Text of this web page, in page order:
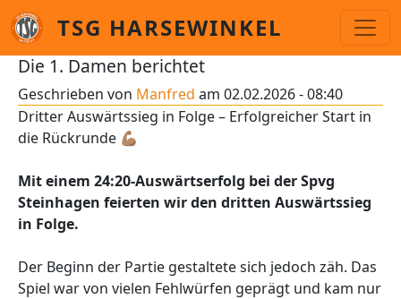
Direkt zum Inhalt
TSG HARSEWINKEL
Die 1. Damen berichtet
Geschrieben von Manfred am 02.02.2026 - 08:40
Dritter Auswärtssieg in Folge – Erfolgreicher Start in
die Rückrunde 💪🏽
Mit einem 24:20-Auswärtserfolg bei der Spvg
Steinhagen feierten wir den dritten Auswärtssieg
in Folge.
Der Beginn der Partie gestaltete sich jedoch zäh. Das
Spiel war von vielen Fehlwürfen geprägt und kam nur